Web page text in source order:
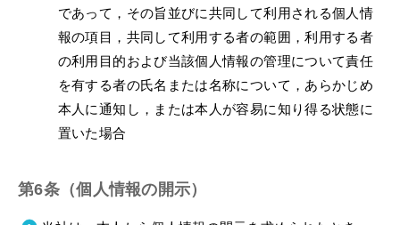
であって，その旨並びに共同して利用される個人情
報の項目，共同して利用する者の範囲，利用する者
の利用目的および当該個人情報の管理について責任
を有する者の氏名または名称について，あらかじめ
本人に通知し，または本人が容易に知り得る状態に
置いた場合
第6条（個人情報の開示）